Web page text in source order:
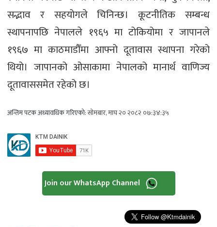
सद्भाव र सहयोगले चिनिन्छ। कूटनीतिक सम्बन्ध
स्थापनापछि नेपालले १९६५ मा टोकियोमा र जापानले
१९६७ मा काठमाडौँमा आफ्नो दूतावास स्थापना गरेको
थियो। जापानको ओसाकामा नेपालको मानार्थ वाणिज्य
दूतावाससमेत रहेको छ।
अन्तिम पटक अध्यावधिक गरिएको:सोमबार, माघ २० २०८२ ०७:३४:३५
Join our WhatsApp Channel